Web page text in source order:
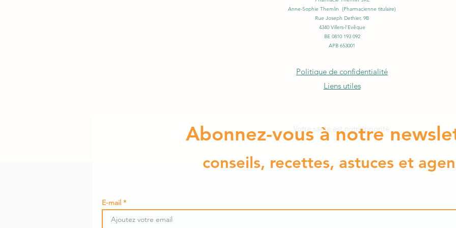
Anne-Sophie Themlin (Pharmacienne titulaire)
Rue Joseph Dethier, 9B
4340 Villers-l'Evêque
BE 0810 193 092
APB 653001
Politique de confidentialité
Liens utiles
Votre santé est notre priorité.
©2021 par Pharmacie Themlin.
Abonnez-vous à notre
conseils, recettes, astuces et ag
E-mail